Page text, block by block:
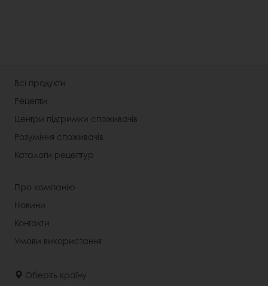
Всі продукти
Рецепти
Центри підтримки споживачів
Розуміння споживачів
Каталоги рецептур
Про компанію
Новини
Контакти
Умови використання
Оберіть країну